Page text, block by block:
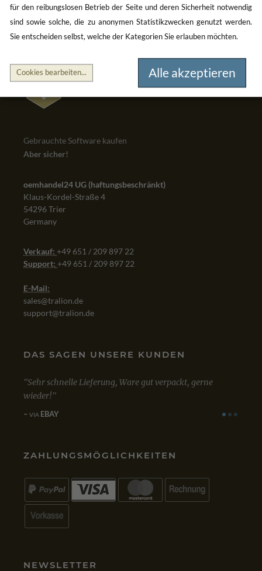
Gebrauchte Software kaufen
Aber sicher!
oemhandel24 UG (haftungsbeschränkt)
Klaus-Kordel-Straße 4
54296 Trier
Germany
Verkauf: +49 651 / 209 897 22
Support: +49 651 / 209 897 22
E-Mail:
sales@tralion.de
support@tralion.de
DAS SAGEN UNSERE KUNDEN
Lieferung, Ware gut verpackt, gerne
Mit dem Kauf von Win
ZAHLUNGSMÖGLICHKEITEN
NEWSLETTER
für den reibungslosen Betrieb der Seite und deren Sicherheit notwendig
sind sowie solche, die zu anonymen Statistikzwecken genutzt werden.
Sie entscheiden selbst, welche der Kategorien Sie erlauben möchten.
Cookies bearbeiten... Alle akzeptieren